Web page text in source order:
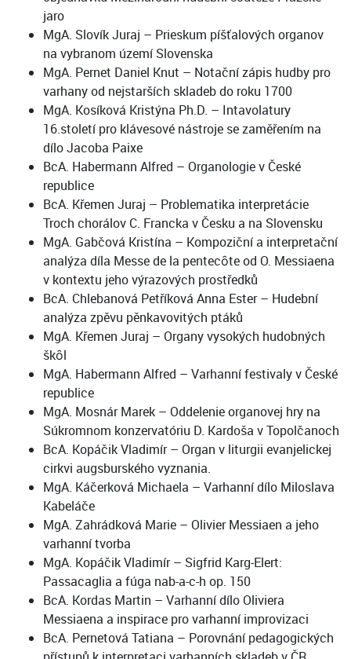
jaro
MgA. Slovík Juraj – Prieskum píšťalových organov
na vybranom území Slovenska
MgA. Pernet Daniel Knut – Notační zápis hudby pro
varhany od nejstarších skladeb do roku 1700
MgA. Kosíková Kristýna Ph.D. – Intavolatury
16.století pro klávesové nástroje se zaměřením na
dílo Jacoba Paixe
BcA. Habermann Alfred – Organologie v České
republice
BcA. Křemen Juraj – Problematika interpretácie
Troch chorálov C. Francka v Česku a na Slovensku
MgA. Gabčová Kristína – Kompoziční a interpretační
analýza díla Messe de la pentecȏte od O. Messiaena
v kontextu jeho výrazových prostředků
BcA. Chlebanová Petříková Anna Ester – Hudební
analýza zpěvu pěnkavovitých ptáků
MgA. Křemen Juraj – Organy vysokých hudobných
škȏl
MgA. Habermann Alfred – Varhanní festivaly v České
republice
MgA. Mosnár Marek – Oddelenie organovej hry na
Súkromnom konzervatóriu D. Kardoša v Topolčanoch
BcA. Kopáčik Vladimír – Organ v liturgii evanjelickej
cirkvi augsburského vyznania.
MgA. Káčerková Michaela – Varhanní dílo Miloslava
Kabeláče
MgA. Zahrádková Marie – Olivier Messiaen a jeho
varhanní tvorba
MgA. Kopáčik Vladimír – Sigfrid Karg-Elert:
Passacaglia a fúga nab-a-c-h op. 150
BcA. Kordas Martin – Varhanní dílo Oliviera
Messiaena a inspirace pro varhanní improvizaci
BcA. Pernetová Tatiana – Porovnání pedagogických